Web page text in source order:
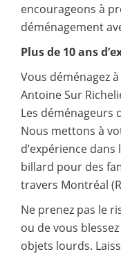
encourageons à
déménagement
Plus de 10 ans
Vous déménagez
Antoine Sur
Les déménageurs
Nous mettons à
d’expérience
billard pour des
travers Montréal
Ne prenez pas le
ou de vous
objets lourds.